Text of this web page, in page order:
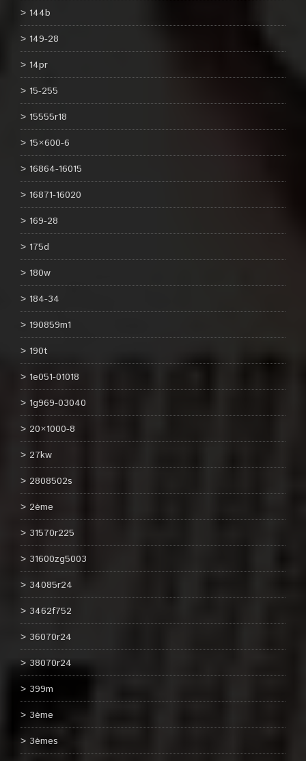
144b
149-28
14pr
15-255
15555r18
15×600-6
16864-16015
16871-16020
169-28
175d
180w
184-34
190859m1
190t
1e051-01018
1g969-03040
20×1000-8
27kw
2808502s
2ème
31570r225
31600zg5003
34085r24
3462f752
36070r24
38070r24
399m
3ème
3èmes